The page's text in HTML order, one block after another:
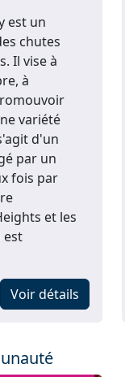
est un
chutes
Il vise à
à
variété
d'un
par un
fois par
et les
est
Voir détails